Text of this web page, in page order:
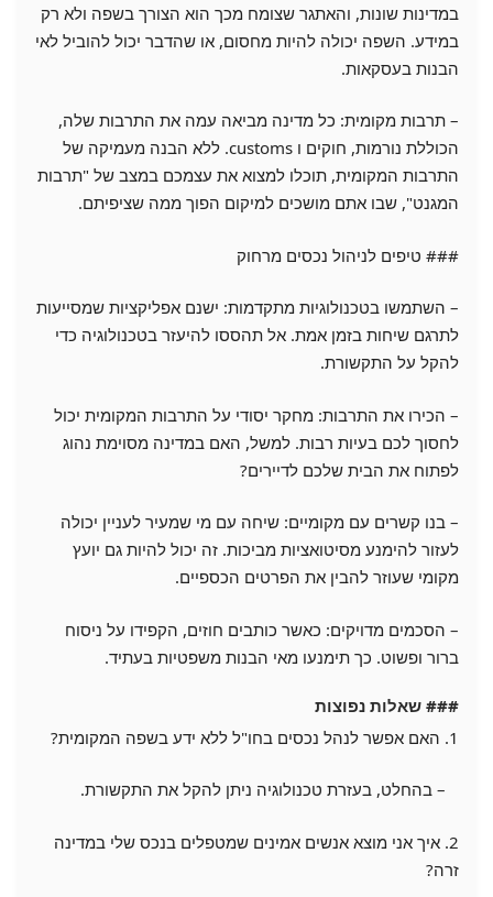
במדינות שונות, והאתגר שצומח מכך הוא הצורך בשפה ולא רק
במידע. השפה יכולה להיות מחסום, או שהדבר יכול להוביל לאי
הבנות בעסקאות.
– תרבות מקומית: כל מדינה מביאה עמה את התרבות שלה,
הכוללת נורמות, חוקים ו customs. ללא הבנה מעמיקה של
התרבות המקומית, תוכלו למצוא את עצמכם במצב של "תרבות
המגנט", שבו אתם מושכים למיקום הפוך ממה שציפיתם.
### טיפים לניהול נכסים מרחוק
– השתמשו בטכנולוגיות מתקדמות: ישנם אפליקציות שמסייעות
לתרגם שיחות בזמן אמת. אל תהססו להיעזר בטכנולוגיה כדי
להקל על התקשורת.
– הכירו את התרבות: מחקר יסודי על התרבות המקומית יכול
לחסוך לכם בעיות רבות. למשל, האם במדינה מסוימת נהוג
לפתוח את הבית שלכם לדיירים?
– בנו קשרים עם מקומיים: שיחה עם מי שמעיר לעניין יכולה
לעזור להימנע מסיטואציות מביכות. זה יכול להיות גם יועץ
מקומי שעוזר להבין את הפרטים הכספיים.
– הסכמים מדויקים: כאשר כותבים חוזים, הקפידו על ניסוח
ברור ופשוט. כך תימנעו מאי הבנות משפטיות בעתיד.
### שאלות נפוצות
1. האם אפשר לנהל נכסים בחו"ל ללא ידע בשפה המקומית?
– בהחלט, בעזרת טכנולוגיה ניתן להקל את התקשורת.
2. איך אני מוצא אנשים אמינים שמטפלים בנכס שלי במדינה
זרה?